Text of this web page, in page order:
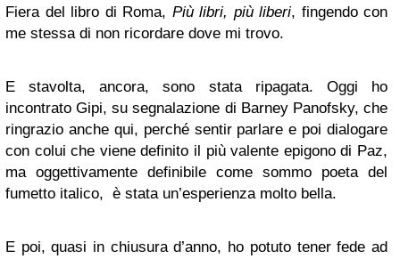
Fiera del libro di Roma, Più libri, più liberi, fingendo con
me stessa di non ricordare dove mi trovo.
E stavolta, ancora, sono stata ripagata. Oggi ho
incontrato Gipi, su segnalazione di Barney Panofsky, che
ringrazio anche qui, perché sentir parlare e poi dialogare
con colui che viene definito il più valente epigono di Paz,
ma oggettivamente definibile come sommo poeta del
fumetto italico, è stata un’esperienza molto bella.
E poi, quasi in chiusura d’anno, ho potuto tener fede ad